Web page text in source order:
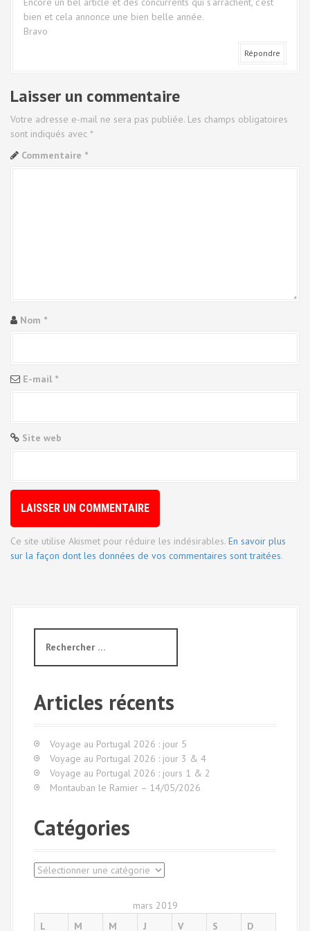
i
c
l
bien et cela annonce une bien belle année.
Bravo
Répondre
Laisser un commentaire
Votre adresse e-mail ne sera pas publiée. Les champs obligatoires
sont indiqués avec *
Commentaire *
Nom *
E-mail *
Site web
Ce site utilise Akismet pour réduire les indésirables. En savoir plus
sur la façon dont les données de vos commentaires sont traitées.
c
rArticles récents
Voyage au Portugal 2026 : jour 5
Voyage au Portugal 2026 : jour 3 & 4
Voyage au Portugal 2026 : jours 1 & 2
Montauban le Ramier – 14/05/2026
Catégories
C
é
mars 2019
L
M M J V S D